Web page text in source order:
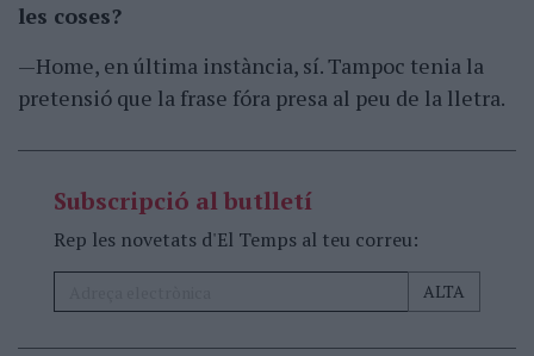
les coses?
—Home, en última instància, sí. Tampoc tenia la
pretensió que la frase fóra presa al peu de la lletra.
Subscripció al butlletí
Rep les novetats d'El Temps al teu correu: